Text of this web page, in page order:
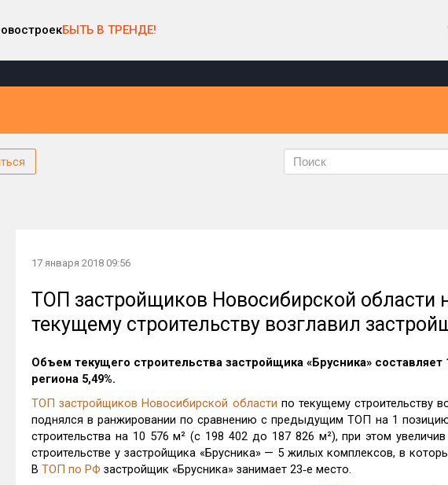
БЫТЬ В ТРЕНДЕ!
17 января 2018 09:56
ТОП застройщиков Новосибирской области
текущему строительству возглавил
Объем текущего строительства застройщика «Брусника» составляет
региона 5,49%.
ТОП застройщиков Новосибирской области по текущему строительству
поднялся в ранжировании по сравнению с предыдущим ТОП на 1
строительства на 10 576 м² (с 198 402 до 187 826 м²), при этом
строительстве у застройщика «Брусника» — 5 жилых комплексов, в
В ТОП по РФ застройщик «Брусника» занимает 23‑е место.